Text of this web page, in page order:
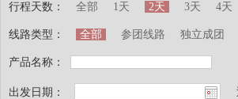
行程天数：
线路类型：
产品名称：
全部 1天 2天 3天 4天
全部 参团线路 独立成团
出发日期：